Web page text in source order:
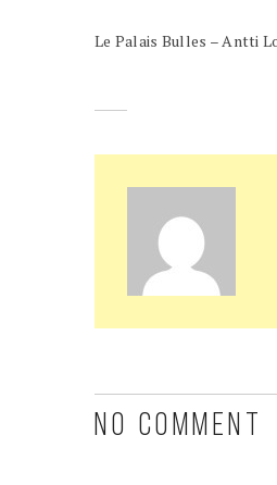
Le Palais Bulles – Antti
NO COMMENT